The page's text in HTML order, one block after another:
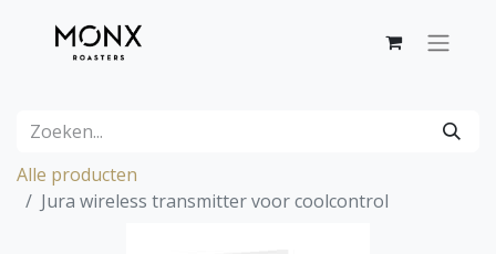
Alle producten
Jura wireless transmitter voor coolcontrol